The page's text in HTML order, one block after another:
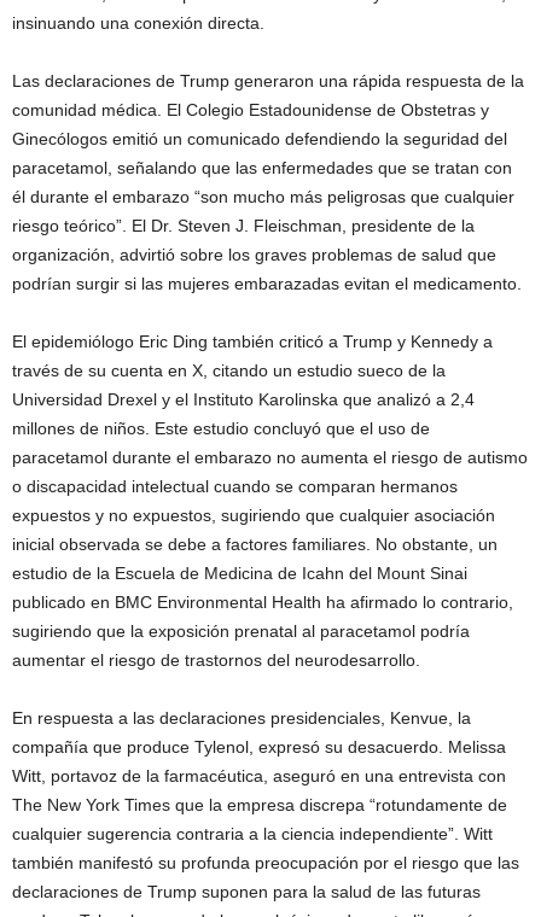
insinuando una conexión directa.
Las declaraciones de Trump generaron una rápida respuesta de la
comunidad médica. El Colegio Estadounidense de Obstetras y
Ginecólogos emitió un comunicado defendiendo la seguridad del
paracetamol, señalando que las enfermedades que se tratan con
él durante el embarazo “son mucho más peligrosas que cualquier
riesgo teórico”. El Dr. Steven J. Fleischman, presidente de la
organización, advirtió sobre los graves problemas de salud que
podrían surgir si las mujeres embarazadas evitan el medicamento.
El epidemiólogo Eric Ding también criticó a Trump y Kennedy a
través de su cuenta en X, citando un estudio sueco de la
Universidad Drexel y el Instituto Karolinska que analizó a 2,4
millones de niños. Este estudio concluyó que el uso de
paracetamol durante el embarazo no aumenta el riesgo de autismo
o discapacidad intelectual cuando se comparan hermanos
expuestos y no expuestos, sugiriendo que cualquier asociación
inicial observada se debe a factores familiares. No obstante, un
estudio de la Escuela de Medicina de Icahn del Mount Sinai
publicado en BMC Environmental Health ha afirmado lo contrario,
sugiriendo que la exposición prenatal al paracetamol podría
aumentar el riesgo de trastornos del neurodesarrollo.
En respuesta a las declaraciones presidenciales, Kenvue, la
compañía que produce Tylenol, expresó su desacuerdo. Melissa
Witt, portavoz de la farmacéutica, aseguró en una entrevista con
The New York Times que la empresa discrepa “rotundamente de
cualquier sugerencia contraria a la ciencia independiente”. Witt
también manifestó su profunda preocupación por el riesgo que las
declaraciones de Trump suponen para la salud de las futuras